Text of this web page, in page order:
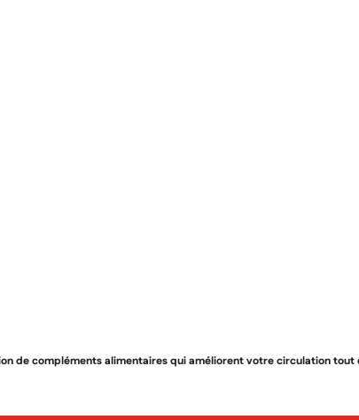
de compléments alimentaires qui améliorent votre circulation tout